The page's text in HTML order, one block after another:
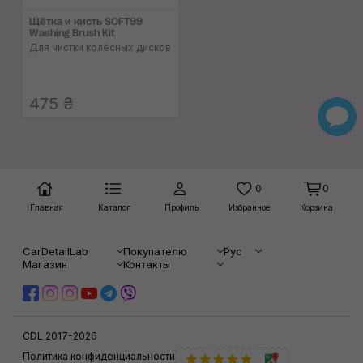
Щётка и кисть SOFT99
Washing Brush Kit
Для чистки колёсных дисков
475 ₴
Главная Каталог Профиль
0
Избранное
0
Корзина
CarDetailLab Покупателю
Рус
Магазин
Контакты
CDL 2017-2026
Политика конфиденциальности